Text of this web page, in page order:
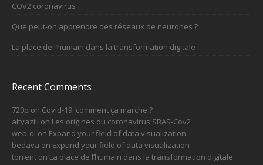
COV2 coronavirus
Que peut-on apprendre des réseaux de neurones ?
La place de l’humain dans la transformation digitale
Recent Comments
720p on Covid-19: comment ça marche ?
altyazili on Les origines du coronavirus SRAS-Cov2
web-dl on Expand your field of data visualization
bedava on Expand your field of data visualization
torrent on La place de l’humain dans la transformation digitale